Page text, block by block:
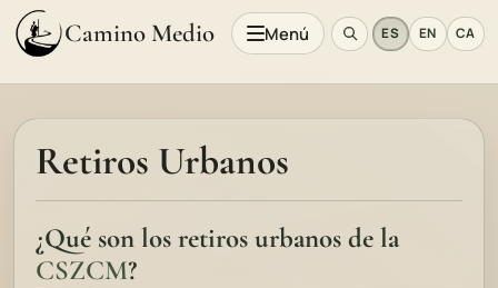
Camino Medio Menú ES EN CA
Retiros Urbanos
¿Qué son los retiros urbanos de la
CSZCM?